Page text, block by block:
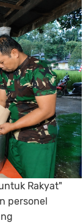
Rakyat"
personel